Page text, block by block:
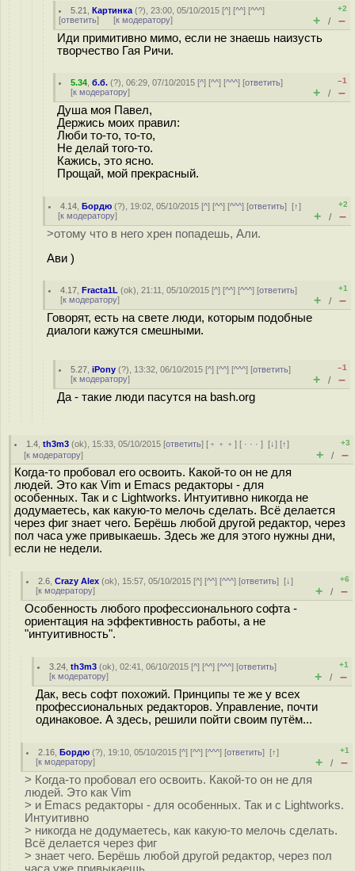
5.21 ,Картинка (?), 23:00, 05/10/2015 [^] [^^] [^^^]
[ответить] [к модератору]
+2
+ / –
Иди примитивно мимо, если не знаешь наизусть
творчество Гая Ричи.
5.34 ,б.б. (?), 06:29, 07/10/2015 [^] [^^] [^^^] [ответить]
[к модератору]
–1
+ / –
Душа моя Павел,
Держись моих правил:
Люби то-то, то-то,
Не делай того-то.
Кажись, это ясно.
Прощай, мой прекрасный.
4.14 ,Бордю (?), 19:02, 05/10/2015 [^] [^^] [^^^] [ответить][↑]
[к модератору]
+2
+ / –
>отому что в него хрен попадешь, Али.
Ави )
4.17 ,Fracta1L (ok), 21:11, 05/10/2015 [^] [^^] [^^^] [ответить]
[к модератору]
+1
+ / –
Говорят, есть на свете люди, которым подобные
диалоги кажутся смешными.
5.27 ,iPony (?), 13:32, 06/10/2015 [^] [^^] [^^^] [ответить]
[к модератору]
–1
+ / –
Да - такие люди пасутся на bash.org
1.4 ,th3m3 (ok), 15:33, 05/10/2015 [ответить] [ ﹢﹢﹢] [ · · ·][↓] [↑]
[к модератору]
+3
+ / –
Когда-то пробовал его освоить. Какой-то он не для
людей. Это как Vim и Emacs редакторы - для
особенных. Так и с Lightworks. Интуитивно никогда не
додумаетесь, как какую-то мелочь сделать. Всё делается
через фиг знает чего. Берёшь любой другой редактор, через
пол часа уже привыкаешь. Здесь же для этого нужны дни,
если не недели.
2.6 ,Crazy Alex (ok), 15:57, 05/10/2015 [^] [^^] [^^^] [ответить][↓]
[к модератору]
+6
+ / –
Особенность любого профессионального софта -
ориентация на эффективность работы, а не
"интуитивность".
3.24 ,th3m3 (ok), 02:41, 06/10/2015 [^] [^^] [^^^] [ответить]
[к модератору]
+1
+ / –
Дак, весь софт похожий. Принципы те же у всех
профессиональных редакторов. Управление, почти
одинаковое. А здесь, решили пойти своим путём...
2.16 ,Бордю (?), 19:10, 05/10/2015 [^] [^^] [^^^] [ответить][↑]
[к модератору]
+1
+ / –
> Когда-то пробовал его освоить. Какой-то он не для
людей. Это как Vim
> и Emacs редакторы - для особенных. Так и с Lightworks.
Интуитивно
> никогда не додумаетесь, как какую-то мелочь сделать.
Всё делается через фиг
> знает чего. Берёшь любой другой редактор, через пол